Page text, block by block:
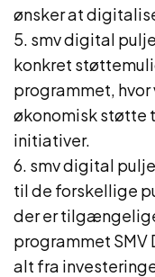
ønsker at
5. smv digital
konkret
programmet,
økonomisk støtte
initiativer.
6. smv digital
til de forskellige
der er
programmet
alt fra